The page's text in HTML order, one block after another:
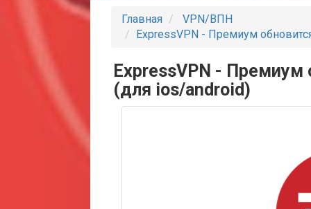
Главная
VPN/ВПН
ExpressVPN - Премиум
ExpressVPN - Премиум
(для ios/android)